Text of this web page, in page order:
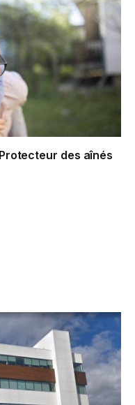
des aînés